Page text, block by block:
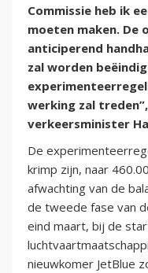
Commissie heb ik
moeten maken.
anticiperend
zal worden
werking zal
verkeersminister
De
krimp zijn, naar
afwachting van de
de tweede fase van
eind maart, bij de
nieuwkomer JetBlue